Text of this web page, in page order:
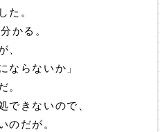
た。
かる。
、
ならないか」
。
できないので、
のだが。